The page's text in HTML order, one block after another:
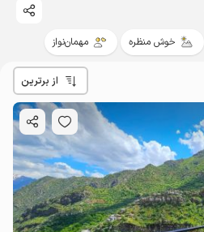
خوش منظره مهمان‌نواز
از برترین